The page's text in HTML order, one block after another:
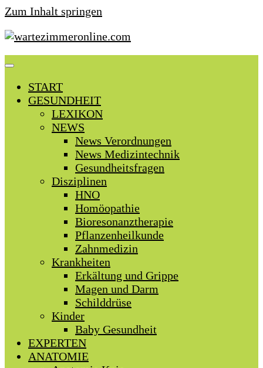
Zum Inhalt springen
START
GESUNDHEIT
LEXIKON
NEWS
News Verordnungen
News Medizintechnik
Gesundheitsfragen
Disziplinen
HNO
Homöopathie
Bioresonanztherapie
Pflanzenheilkunde
Zahnmedizin
Krankheiten
Erkältung und Grippe
Magen und Darm
Schilddrüse
Kinder
Baby Gesundheit
EXPERTEN
ANATOMIE